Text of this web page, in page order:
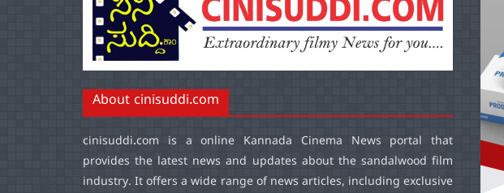
About cinisuddi.com
cinisuddi.com is a online Kannada Cinema News portal that
provides the latest news and updates about the sandalwood film
industry. It offers a wide range of news articles, including exclusive